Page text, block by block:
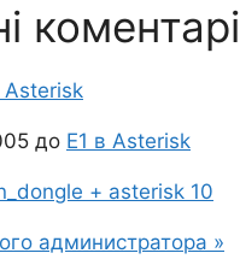
коментарі
Asterisk
до Е1 в Asterisk
+ asterisk 10
администратора »